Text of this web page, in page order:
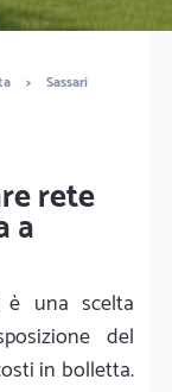
> Sassari
rete
a
è una scelta
del
in bolletta.